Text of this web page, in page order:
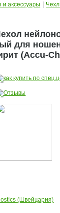
аксессуары
для
(Accu-
(Швейцария)